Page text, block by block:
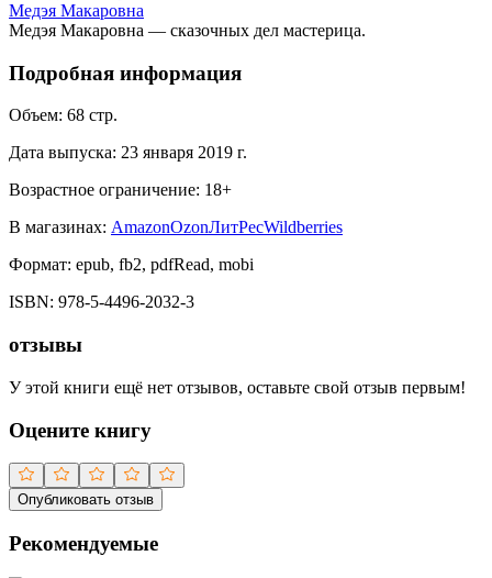
Медэя Макаровна
Медэя Макаровна — сказочных дел мастерица.
Подробная информация
Объем: 68 стр.
Дата выпуска: 23 января 2019 г.
Возрастное ограничение: 18+
В магазинах: AmazonOzonЛитРесWildberries
Формат: epub, fb2, pdfRead, mobi
ISBN: 978-5-4496-2032-3
отзывы
У этой книги ещё нет отзывов, оставьте свой отзыв первым!
Оцените книгу
Опубликовать отзыв
Рекомендуемые